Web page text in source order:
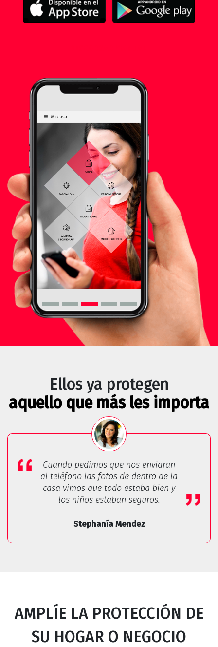
Ellos ya protegen
aquello que más les importa
Cuando pedimos que nos enviaran
al teléfono las fotos de dentro de la
casa vimos que todo estaba bien y
los niños estaban seguros.
Stephanía Mendez
AMPLÍE LA PROTECCIÓN DE
SU HOGAR O NEGOCIO